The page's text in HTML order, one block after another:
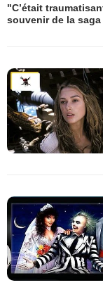
"C’était
souvenir de la